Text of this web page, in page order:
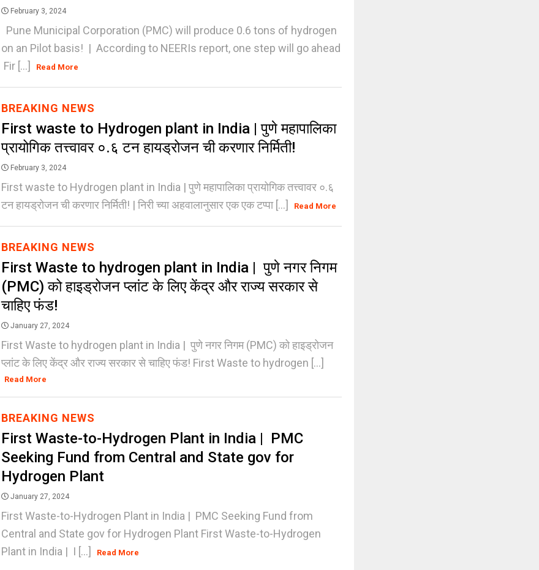
February 3, 2024
Pune Municipal Corporation (PMC) will produce 0.6 tons of hydrogen
on an Pilot basis! | According to NEERIs report, one step will go ahead
Fir [...]
Read More
BREAKING NEWS
First waste to Hydrogen plant in India | पुणे महापालिका
प्रायोगिक तत्त्वावर ०.६ टन हायड्रोजन ची करणार निर्मिती!
February 3, 2024
First waste to Hydrogen plant in India | पुणे महापालिका प्रायोगिक तत्त्वावर ०.६
टन हायड्रोजन ची करणार निर्मिती! | निरी च्या अहवालानुसार एक एक टप्पा [...]
Read More
BREAKING NEWS
First Waste to hydrogen plant in India | पुणे नगर निगम
(PMC) को हाइड्रोजन प्लांट के लिए केंद्र और राज्य सरकार से
चाहिए फंड!
January 27, 2024
First Waste to hydrogen plant in India | पुणे नगर निगम (PMC) को हाइड्रोजन
प्लांट के लिए केंद्र और राज्य सरकार से चाहिए फंड! First Waste to hydrogen [...]
Read More
BREAKING NEWS
First Waste-to-Hydrogen Plant in India | PMC
Seeking Fund from Central and State gov for
Hydrogen Plant
January 27, 2024
First Waste-to-Hydrogen Plant in India | PMC Seeking Fund from
Central and State gov for Hydrogen Plant First Waste-to-Hydrogen
Plant in India | I [...]
Read More